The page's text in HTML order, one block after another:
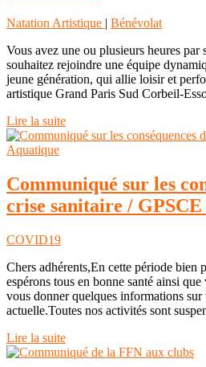
Natation Artistique | Bénévolat
Vous avez une ou plusieurs heures par
souhaitez rejoindre une équipe
jeune génération, qui allie loisir et
artistique Grand Paris Sud Corbeil-
Lire la suite
Communiqué sur les
crise sanitaire /
COVID19
Chers adhérents,En cette période bien
espérons tous en bonne santé ainsi
vous donner quelques informations
actuelle.Toutes nos activités sont
Lire la suite